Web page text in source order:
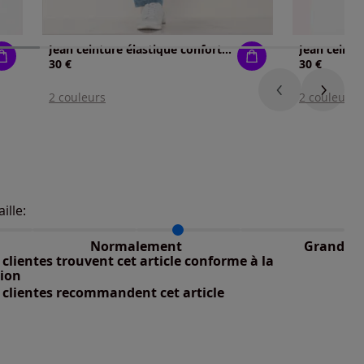
Jean ceinture élastique confortable
30 €
2 couleurs
30 €
2 couleurs
Normalement Grand
taillant selon les avis clients
: 19%
clientes trouvent cet article conforme à la
clientes recommandent cet article